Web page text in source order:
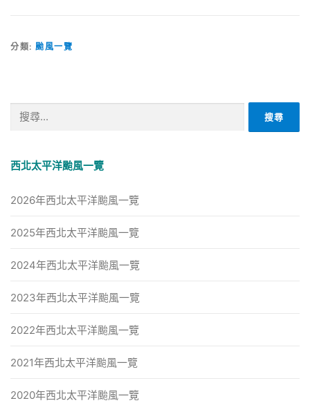
分類: 颱風一覽
字:
西北太平洋颱風一覽
2026年西北太平洋颱風一覽
2025年西北太平洋颱風一覽
2024年西北太平洋颱風一覽
2023年西北太平洋颱風一覽
2022年西北太平洋颱風一覽
2021年西北太平洋颱風一覽
2020年西北太平洋颱風一覽